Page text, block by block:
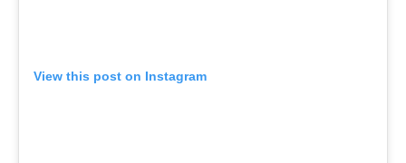
View this post on Instagram